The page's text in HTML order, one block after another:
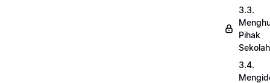
3.3.
Pihak
Sekolah
3.4.